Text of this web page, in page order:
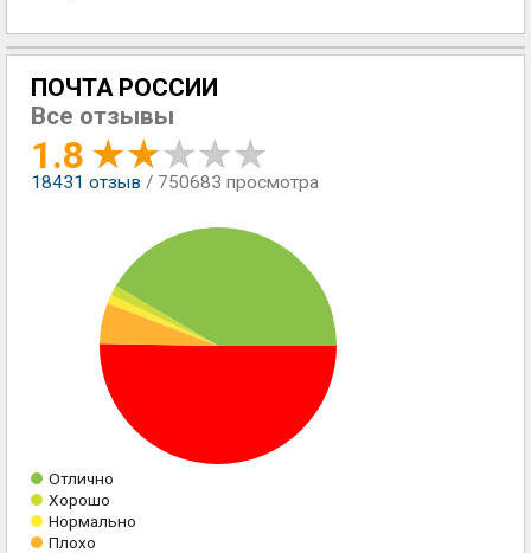
ПОЧТА РОССИИ
Все отзывы
1.8
18431 отзыв / 750683 просмотра
Отлично
Хорошо
Нормально
Плохо